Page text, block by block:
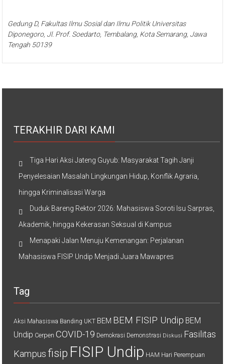
Gedung D, Fakultas Ilmu Sosial dan Ilmu Politik Universitas
Diponegoro, Jl. Prof. Soedarto, Tembalang, Kota Semarang, Jawa
Tengah 50139
TERAKHIR DARI KAMI
Tiga Hari Aksi Jateng Guyub: Masyarakat Tagih Janji
Penyelesaian Masalah Lingkungan Hidup, Konflik Agraria,
hingga Kriminalisasi Warga
Duduk Bareng Rektor 2026: Mahasiswa Soroti Isu Sarpras,
Akademik, hingga Kekerasan Seksual di Kampus
Menapaki Jalan Menuju Kemenangan: Perjalanan
Mahasiswa FISIP Undip Menjadi Juara Mawapres
Tag
Aksi Mahasiswa Banding UKT BEM BEM FISIP Undip BEM
Undip Cerpen COVID-19 Demokrasi Demonstrasi Diskusi Fasilitas
Kampus fisip FISIP Undip HAM Hari Perempuan